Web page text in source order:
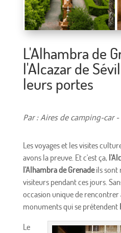
L'Alhambra de
l'Alcazar de
leurs portes
Par : Aires de camping-car
Les voyages et les visites
avons la preuve. Et c'est ça,
l'Alhambra de Grenadeils sont
visiteurs pendant ces jours.
occasion unique de rencontrer
monuments qui se prétendent
Le